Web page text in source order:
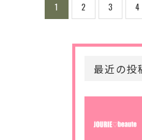
1 2 3 4
最近の投